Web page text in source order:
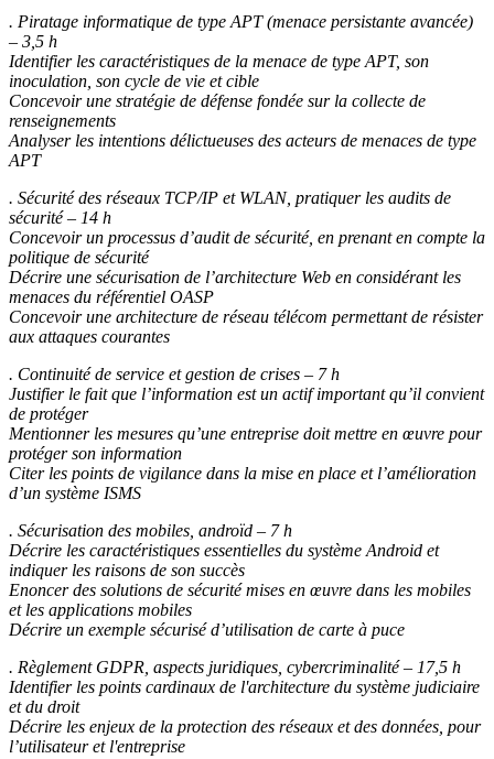
. Piratage informatique de type APT (menace persistante avancée)
– 3,5 h
Identifier les caractéristiques de la menace de type APT, son
inoculation, son cycle de vie et cible
Concevoir une stratégie de défense fondée sur la collecte de
renseignements
Analyser les intentions délictueuses des acteurs de menaces de type
APT
. Sécurité des réseaux TCP/IP et WLAN, pratiquer les audits de
sécurité – 14 h
Concevoir un processus d’audit de sécurité, en prenant en compte la
politique de sécurité
Décrire une sécurisation de l’architecture Web en considérant les
menaces du référentiel OASP
Concevoir une architecture de réseau télécom permettant de résister
aux attaques courantes
. Continuité de service et gestion de crises – 7 h
Justifier le fait que l’information est un actif important qu’il convient
de protéger
Mentionner les mesures qu’une entreprise doit mettre en œuvre pour
protéger son information
Citer les points de vigilance dans la mise en place et l’amélioration
d’un système ISMS
. Sécurisation des mobiles, androïd – 7 h
Décrire les caractéristiques essentielles du système Android et
indiquer les raisons de son succès
Enoncer des solutions de sécurité mises en œuvre dans les mobiles
et les applications mobiles
Décrire un exemple sécurisé d’utilisation de carte à puce
. Règlement GDPR, aspects juridiques, cybercriminalité – 17,5 h
Identifier les points cardinaux de l'architecture du système judiciaire
et du droit
Décrire les enjeux de la protection des réseaux et des données, pour
l’utilisateur et l'entreprise